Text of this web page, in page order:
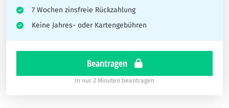
7 Wochen zinsfreie Rückzahlung
Keine Jahres- oder Kartengebühren
Beantragen
In nur 2 Minuten beantragen